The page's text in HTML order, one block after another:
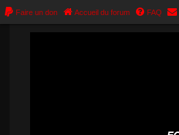
Faire un don Accueil du forum FAQ